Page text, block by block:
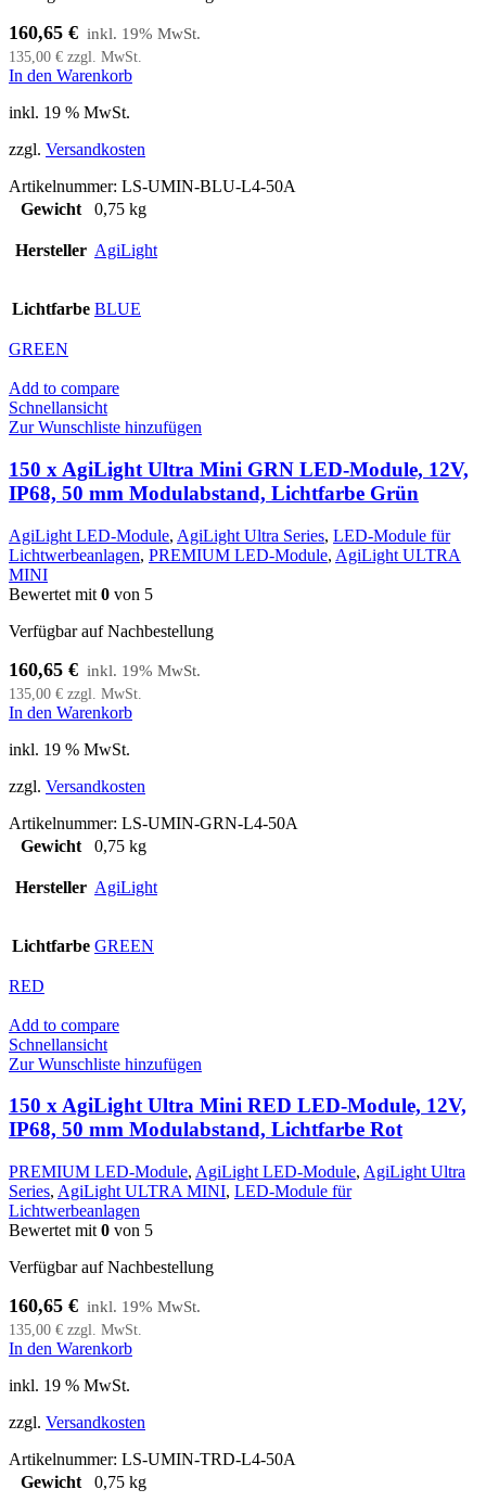
160,65 €
135,00 € zzgl. MwSt.
In den Warenkorb
inkl. 19 % MwSt.
zzgl. Versandkosten
Artikelnummer: LS-UMIN-BLU-L4-50A
Gewicht
0,75 kg
Hersteller AgiLight
Lichtfarbe BLUE
GREEN
Add to compare
Schnellansicht
Zur Wunschliste hinzufügen
150 x AgiLight Ultra Mini GRN LED-Module, 12V,
IP68, 50 mm Modulabstand, Lichtfarbe Grün
AgiLight LED-Module, AgiLight Ultra Series, LED-Module für
Lichtwerbeanlagen, PREMIUM LED-Module, AgiLight ULTRA
MINI
Bewertet mit 0 von 5
Verfügbar auf Nachbestellung
160,65 €
135,00 € zzgl. MwSt.
In den Warenkorb
inkl. 19 % MwSt.
zzgl. Versandkosten
Artikelnummer: LS-UMIN-GRN-L4-50A
Gewicht
0,75 kg
Hersteller AgiLight
Lichtfarbe GREEN
RED
Add to compare
Schnellansicht
Zur Wunschliste hinzufügen
150 x AgiLight Ultra Mini RED LED-Module, 12V,
IP68, 50 mm Modulabstand, Lichtfarbe Rot
PREMIUM LED-Module, AgiLight LED-Module, AgiLight Ultra
Series, AgiLight ULTRA MINI, LED-Module für
Lichtwerbeanlagen
Bewertet mit 0 von 5
Verfügbar auf Nachbestellung
160,65 €
135,00 € zzgl. MwSt.
In den Warenkorb
inkl. 19 % MwSt.
zzgl. Versandkosten
Artikelnummer: LS-UMIN-TRD-L4-50A
Gewicht
0,75 kg